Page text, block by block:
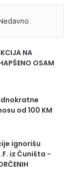
NA
OSAM
od 100 KM
ignorišu
iz Čuništa -